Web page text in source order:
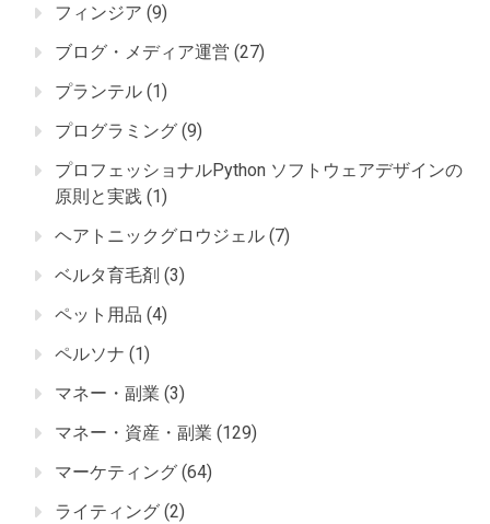
フィンジア (9)
ブログ・メディア運営 (27)
プランテル (1)
プログラミング (9)
プロフェッショナルPython ソフトウェアデザインの
原則と実践 (1)
ヘアトニックグロウジェル (7)
ベルタ育毛剤 (3)
ペット用品 (4)
ペルソナ (1)
マネー・副業 (3)
マネー・資産・副業 (129)
マーケティング (64)
ライティング (2)